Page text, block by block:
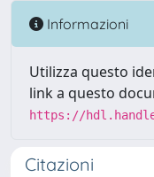
Informazioni
Utilizza questo
link a questo
https://
Citazioni